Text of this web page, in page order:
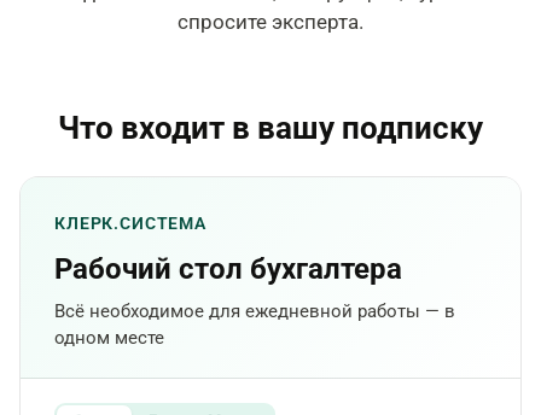
спросите эксперта.
Что входит в вашу подписку
КЛЕРК.СИСТЕМА
Рабочий стол бухгалтера
Всё необходимое для ежедневной работы — в
одном месте